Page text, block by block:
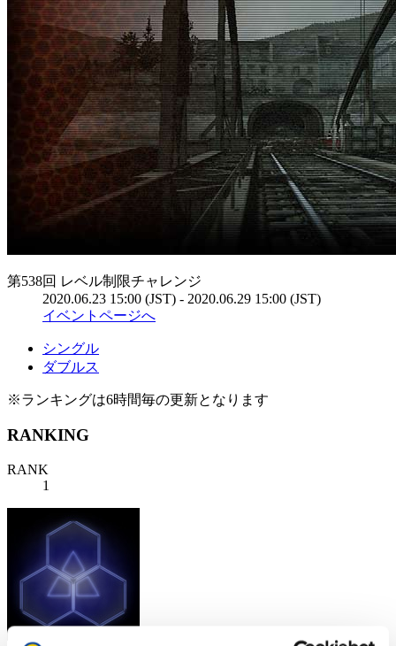
第538回 レベル制限チャレンジ
2020.06.23 15:00 (JST) - 2020.06.29 15:00 (JST)
イベントページへ
シングル
ダブルス
※ランキングは6時間毎の更新となります
RANKING
RANK
1